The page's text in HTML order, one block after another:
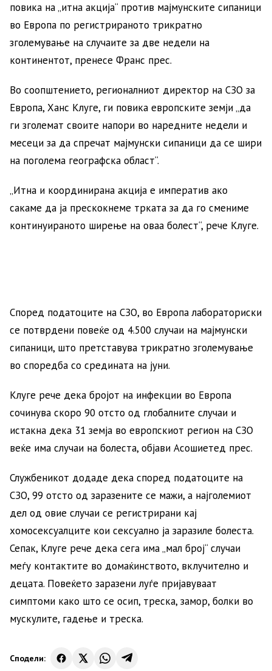
повика на „итна акција“ против мајмунските сипаници
во Европа по регистрираното трикратно
зголемување на случаите за две недели на
континентот, пренесе Франс прес.
Во соопштението, регионалниот директор на СЗО за
Европа, Ханс Клуге, ги повика европските земји „да
ги зголемат своите напори во наредните недели и
месеци за да спречат мајмунски сипаници да се шири
на поголема географска област“.
„Итна и координирана акција е императив ако
сакаме да ја прескокнеме трката за да го смениме
континуираното ширење на оваа болест“, рече Клуге.
Според податоците на СЗО, во Европа лабораториски
се потврдени повеќе од 4.500 случаи на мајмунски
сипаници, што претставува трикратно зголемување
во споредба со средината на јуни.
Клуге рече дека бројот на инфекции во Европа
сочинува скоро 90 отсто од глобалните случаи и
истакна дека 31 земја во европскиот регион на СЗО
веќе има случаи на болеста, објави Асошиетед прес.
Службеникот додаде дека според податоците на
СЗО, 99 отсто од заразените се мажи, а најголемиот
дел од овие случаи се регистрирани кај
хомосексуалците кои сексуално ја заразиле болеста.
Сепак, Клуге рече дека сега има „мал број“ случаи
меѓу контактите во домаќинството, вклучително и
децата. Повеќето заразени луѓе пријавуваат
симптоми како што се осип, треска, замор, болки во
мускулите, гадење и треска.
Сподели: